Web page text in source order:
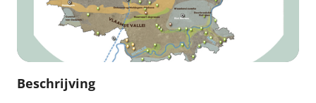
Beschrijving